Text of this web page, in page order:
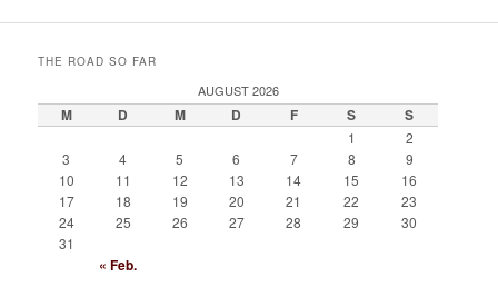
THE ROAD SO FAR
AUGUST 2026
M D M D F S S
1
2
3
4 5 6 7 8
9
10
11 12 13 14 15
16
17
18 19 20 21 22
23
24
25 26 27 28 29
30
31
« Feb.